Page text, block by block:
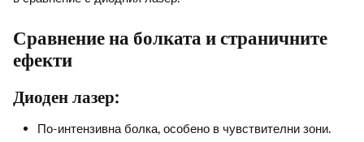
Сравнение на болката и страничните
ефекти
Диоден лазер:
По-интензивна болка, особено в чувствителни зони.